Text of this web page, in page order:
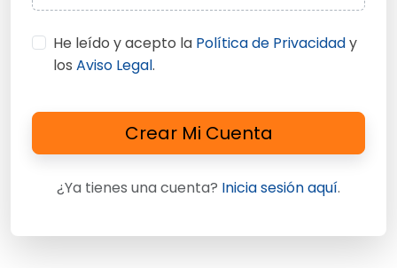
He leído y acepto la Política de Privacidady
los Aviso Legal.
Crear Mi Cuenta
¿Ya tienes una cuenta? Inicia sesión aquí.